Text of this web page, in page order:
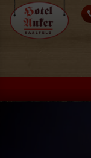
Skip